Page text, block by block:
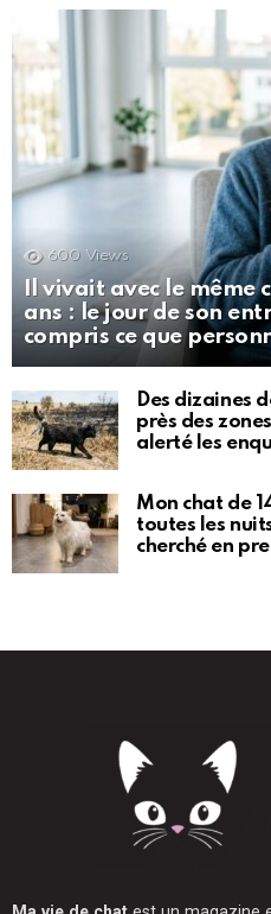
600 Views
Il vivait avec le même
ans : le jour de son
compris ce que
Des dizaines
près des
alerté les
Mon chat de
toutes les
cherché en